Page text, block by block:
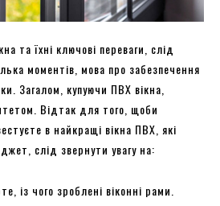
та їхні ключові переваги, слід
моментів, мова про забезпечення
Загалом, купуючи ПВХ вікна,
Відтак для того, щоби
в найкращі вікна ПВХ, які
слід звернути увагу на:
із чого зроблені віконні рами.